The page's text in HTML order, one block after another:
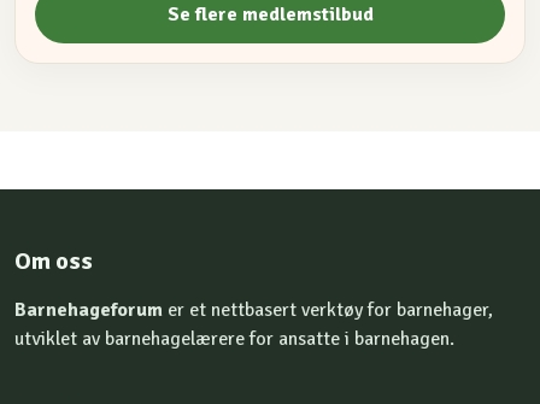
Se flere medlemstilbud
Om oss
Barnehageforum er et nettbasert verktøy for barnehager,
utviklet av barnehagelærere for ansatte i barnehagen.